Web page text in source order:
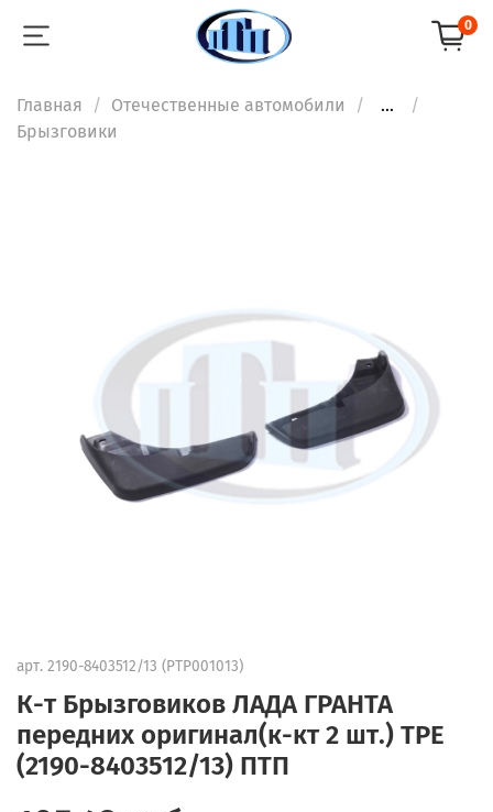
0
Главная Отечественные автомобили
...
Брызговики
арт. 2190-8403512/13 (PTP001013)
К-т Брызговиков ЛАДА ГРАНТА
передних оригинал(к-кт 2 шт.) TPE
(2190-8403512/13) ПТП